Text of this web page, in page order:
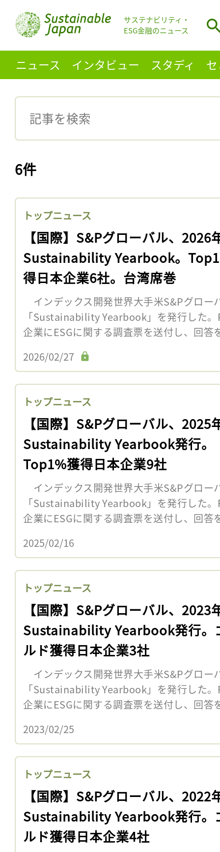
サステナビリティ・
ESG金融のニュース
ニュース インタビュー スタディ
6件
トップニュース
【国際】S&Pグローバル、2026
Sustainability Yearbook。
得日本企業6社。台湾席巻
インデックス開発世界大手米S&Pグロー
「Sustainability Yearbook」を発行した
企業にESGに関する調査票を送付し、回
2026/02/27
トップニュース
【国際】S&Pグローバル、2025
Sustainability Yearbook発行。
Top1%獲得日本企業9社
インデックス開発世界大手米S&Pグロー
「Sustainability Yearbook」を発行した
企業にESGに関する調査票を送付し、回
2025/02/16
トップニュース
【国際】S&Pグローバル、2023
Sustainability Yearbook発行。
ルド獲得日本企業3社
インデックス開発世界大手米S&Pグロー
「Sustainability Yearbook」を発行した
企業にESGに関する調査票を送付し、回
2023/02/25
トップニュース
【国際】S&Pグローバル、2022
Sustainability Yearbook発行。
ルド獲得日本企業4社